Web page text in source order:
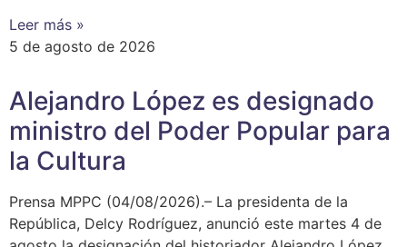
Leer más »
5 de agosto de 2026
Alejandro López es designado
ministro del Poder Popular para
la Cultura
Prensa MPPC (04/08/2026).– La presidenta de la
República, Delcy Rodríguez, anunció este martes 4 de